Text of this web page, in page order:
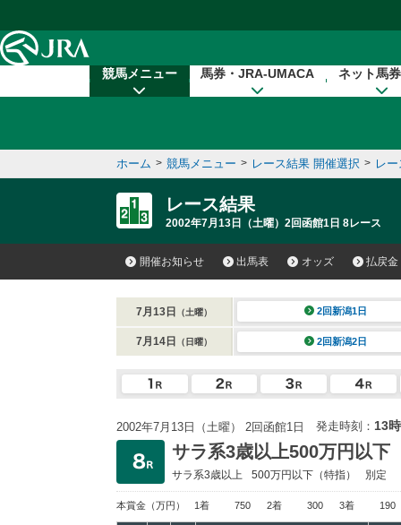
競馬メニュー 馬券・JRA-UMACA ネット馬
ホーム > 競馬メニュー > レース結果 開催選択 > レ
レース結果
2002年7月13日（土曜）2回函館1日 8レース
開催お知らせ 出馬表 オッズ 払戻金
7月13日 （土曜） 2回新潟1日
7月14日 （日曜） 2回新潟2日
2002年7月13日（土曜） 2回函館1日 発走時刻： 13
サラ系3歳以上500万円以下
サラ系3歳以上 500万円以下 （特指） 別定
本賞金 （万円） 1着 750 2着 300 3着 190